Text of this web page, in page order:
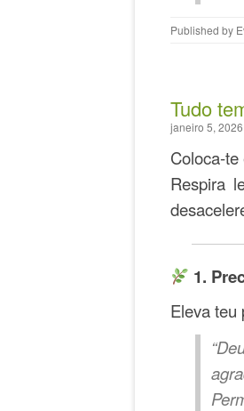
Published by
Tudo
janeiro 5, 2026
Coloca-
Respira
1.
Eleva teu